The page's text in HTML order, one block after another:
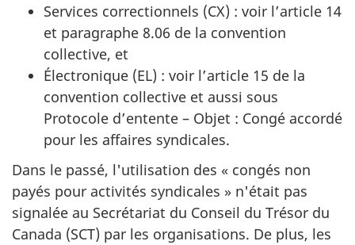
Services correctionnels (CX) : voir l’article 14
et paragraphe 8.06 de la convention
collective, et
Électronique (EL) : voir l’article 15 de la
convention collective et aussi sous
Protocole d’entente – Objet : Congé accordé
pour les affaires syndicales.
Dans le passé, l'utilisation des « congés non
payés pour activités syndicales » n'était pas
signalée au Secrétariat du Conseil du Trésor du
Canada (SCT) par les organisations. De plus, les